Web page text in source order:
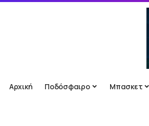
Αρχική Ποδόσφαιρο Μπασκετ